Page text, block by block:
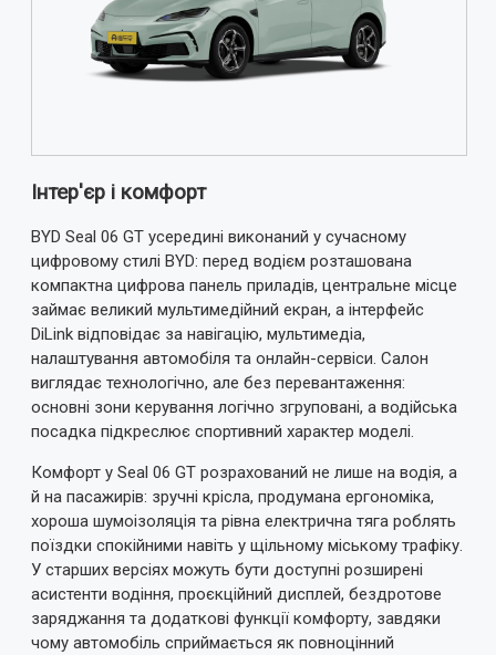
Використовуйте звичайний текст.
Добре
Інтер'єр і комфорт
BYD Seal 06 GT усередині виконаний у сучасному
цифровому стилі BYD: перед водієм розташована
компактна цифрова панель приладів, центральне місце
займає великий мультимедійний екран, а інтерфейс
DiLink відповідає за навігацію, мультимедіа,
налаштування автомобіля та онлайн-сервіси. Салон
виглядає технологічно, але без перевантаження:
основні зони керування логічно згруповані, а водійська
посадка підкреслює спортивний характер моделі.
Комфорт у Seal 06 GT розрахований не лише на водія, а
й на пасажирів: зручні крісла, продумана ергономіка,
хороша шумоізоляція та рівна електрична тяга роблять
поїздки спокійними навіть у щільному міському трафіку.
У старших версіях можуть бути доступні розширені
асистенти водіння, проєкційний дисплей, бездротове
заряджання та додаткові функції комфорту, завдяки
чому автомобіль сприймається як повноцінний